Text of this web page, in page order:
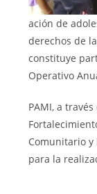
ación de
derechos de
constituye
Operativo
PAMI, a
Comunitario
para la